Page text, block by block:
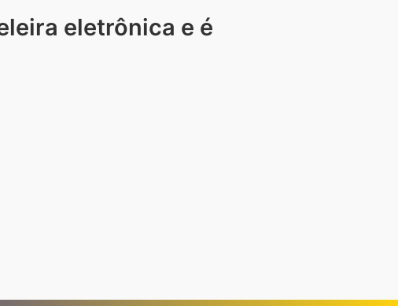
eletrônica e é